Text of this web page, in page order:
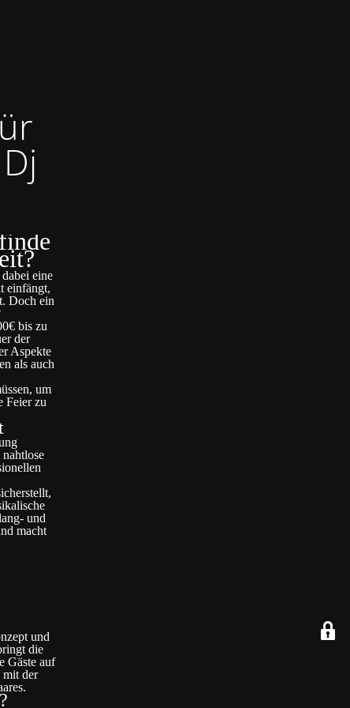
eine
einfängt,
Doch ein
bis zu
der
Aspekte
als auch
um
Feier zu
und
macht
und
die
Gäste auf
mit der